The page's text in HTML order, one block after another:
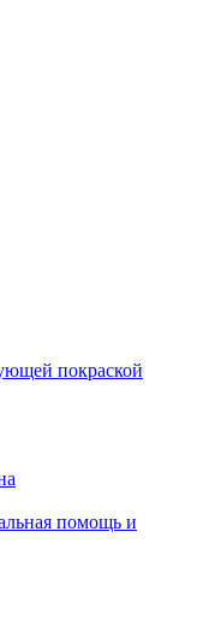
покраской
помощь и